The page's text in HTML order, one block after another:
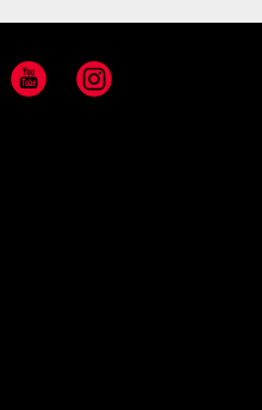
YouTube Instagram